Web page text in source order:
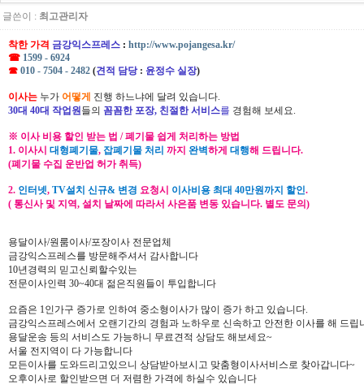
글쓴이 : 최고관리자
착한 가격 금강익스프레스 : http://www.pojangesa.kr/
☎ 1599 - 6924
☎ 010 - 7504 - 2482 (견적 담당 : 윤정수 실장)
이사는 누가 어떻게 진행 하느냐에 달려 있습니다.
30대 40대 작업원들의 꼼꼼한 포장, 친절한 서비스를 경험해 보세요.
※ 이사 비용 할인 받는 법 / 폐기물 쉽게 처리하는 방법
1. 이사시 대형폐기물, 잡폐기물 처리 까지 완벽하게 대행해 드립니다.
(폐기물 수집 운반업 허가 취득)
2. 인터넷, TV설치 신규& 변경 요청시 이사비용 최대 40만원까지 할인.
( 통신사 및 지역, 설치 날짜에 따라서 사은품 변동 있습니다. 별도 문의)
용달이사/원룸이사/포장이사 전문업체
금강익스프레스를 방문해주셔서 감사합니다
10년경력의 믿고신뢰할수있는
전문이사인력 30~40대 젊은직원들이 투입합니다
요즘은 1인가구 증가로 인하여 중소형이사가 많이 증가 하고 있습니다.
금강익스프레스에서 오랜기간의 경험과 노하우로 신속하고 안전한 이사를 해 드립
용달운송 등의 서비스도 가능하니 무료견적 상담도 해보세요~
서울 전지역이 다 가능합니다
모든이사를 도와드리고있으니 상담받아보시고 맞춤형이사서비스로 찾아갑니다~
오후이사로 할인받으면 더 저렴한 가격에 하실수 있습니다